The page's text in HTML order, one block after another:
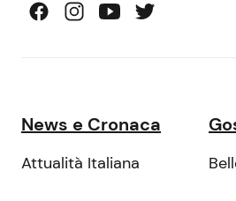
News e Cronaca
Attualità Italiana